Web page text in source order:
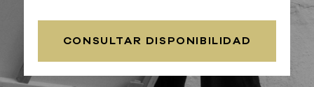
CONSULTAR DISPONIBILIDAD